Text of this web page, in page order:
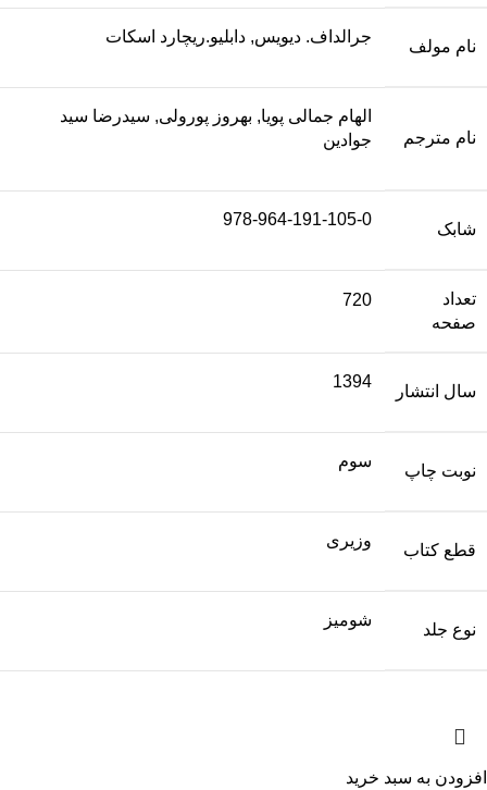
نام مولف
جرالداف. دیویس, دابلیو.ریچارد اسکات
نام مترجم
الهام جمالی پویا, بهروز پورولی, سیدرضا سید
جوادین
شابک
978-964-191-105-0
تعداد
صفحه
720
سال انتشار
1394
نوبت چاپ
سوم
قطع کتاب
وزیری
نوع جلد
شومیز
افزودن به سبد خرید